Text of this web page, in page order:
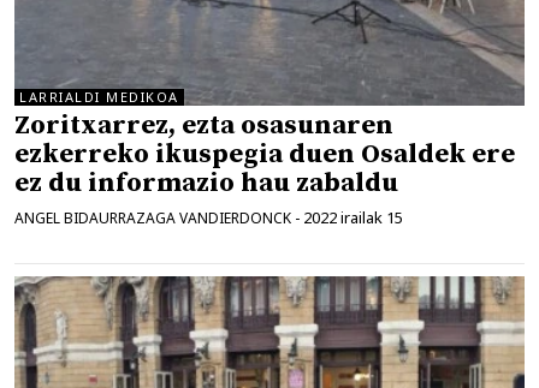
LARRIALDI MEDIKOA
Zoritxarrez, ezta osasunaren
ezkerreko ikuspegia duen Osaldek ere
ez du informazio hau zabaldu
ANGEL BIDAURRAZAGA VANDIERDONCK - 2022 irailak 15